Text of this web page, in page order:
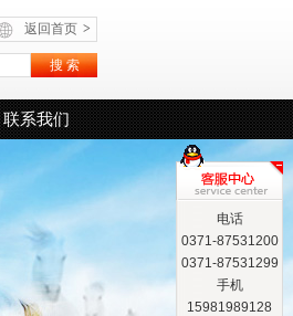
返回首页 >
联系我们
电话
0371-87531200
0371-87531299
手机
15981989128